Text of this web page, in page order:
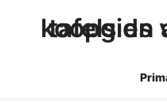
koopgids voor